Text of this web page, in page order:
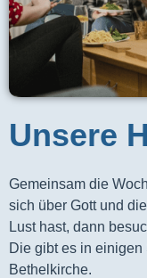
Unsere
Gemeinsam die
sich über Gott und
Lust hast, dann
Die gibt es in
Bethelkirche.